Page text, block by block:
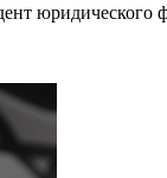
юридического